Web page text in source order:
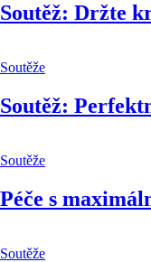
Soutěž: Držte
Soutěže
Soutěž:
Soutěže
Péče s
Soutěže